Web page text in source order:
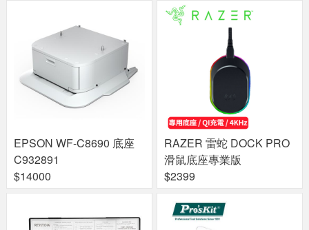
EPSON WF-C8690 底座
C932891
$14000
RAZER 雷蛇 DOCK PRO
滑鼠底座專業版
$2399